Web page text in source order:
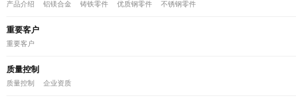
产品介绍 铝镁合金 铸铁零件 优质钢零件 不锈钢零件
重要客户
重要客户
质量控制
质量控制 企业资质